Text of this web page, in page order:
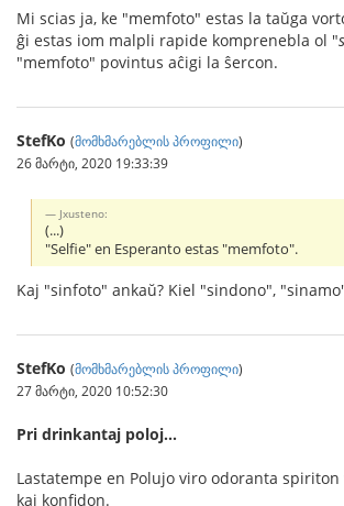
Mi scias ja, ke "memfoto" estas la taŭga
ĝi estas iom malpli rapide komprenebla ol "
"memfoto" povintus aĉigi la ŝercon.
StefKo (მომხმარებლის პროფილი)
26 მარტი, 2020 19:33:39
Jxusteno:
(...)
"Selfie" en Esperanto estas "memfoto".
Kaj "sinfoto" ankaŭ? Kiel "sindono",
StefKo (მომხმარებლის პროფილი)
27 მარტი, 2020 10:52:30
Pri drinkantaj poloj...
Lastatempe en Polujo viro odoranta spiriton
kaj konfidon.